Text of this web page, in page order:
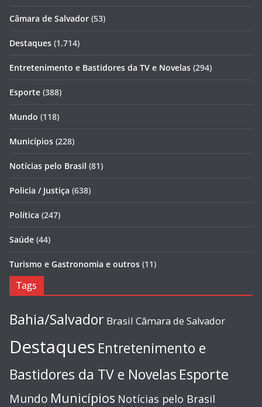
Câmara de Salvador (53)
Destaques (1.714)
Entretenimento e Bastidores da TV e Novelas (294)
Esporte (388)
Mundo (118)
Municípios (228)
Notícias pelo Brasil (81)
Policia / Justiça (638)
Política (247)
Saúde (44)
Turismo e Gastronomia e outros (11)
Tags
Bahia/Salvador Brasil Câmara de Salvador
Destaques Entretenimento e
Bastidores da TV e Novelas Esporte
Mundo Municípios Notícias pelo Brasil